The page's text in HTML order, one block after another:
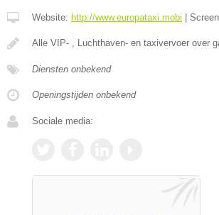
Website: http://www.europataxi.mobi |
Alle VIP- , Luchthaven- en taxivervoer over
Diensten onbekend
Openingstijden onbekend
Sociale media: